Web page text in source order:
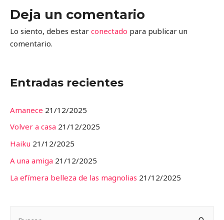
Deja un comentario
Lo siento, debes estar conectado para publicar un
comentario.
Entradas recientes
Amanece 21/12/2025
Volver a casa 21/12/2025
Haiku 21/12/2025
A una amiga 21/12/2025
La efímera belleza de las magnolias 21/12/2025